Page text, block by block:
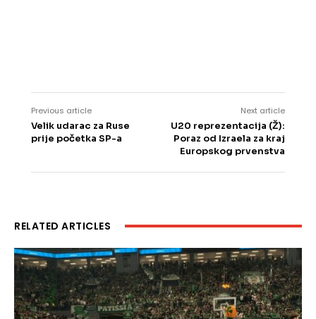
Previous article
Velik udarac za Ruse
prije početka SP-a
Next article
U20 reprezentacija (Ž):
Poraz od Izraela za kraj
Europskog prvenstva
RELATED ARTICLES